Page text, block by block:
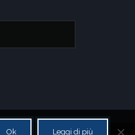
Ok Leggi di più